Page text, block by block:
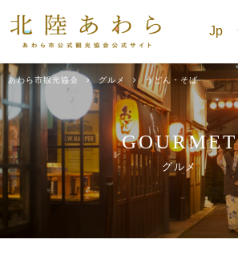
あわら市観光協会 グルメ うどん・そば
GOURMET
グルメ